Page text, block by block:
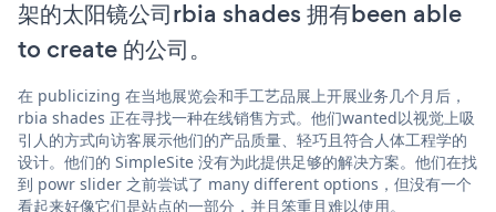
架的太阳镜公司rbia shades 拥有been able
to create 的公司。
在 publicizing 在当地展览会和手工艺品展上开展业务几个月后，
rbia shades 正在寻找一种在线销售方式。他们wanted以视觉上吸
引人的方式向访客展示他们的产品质量、轻巧且符合人体工程学的
设计。他们的 SimpleSite 没有为此提供足够的解决方案。他们在找
到 powr slider 之前尝试了 many different options，但没有一个
看起来好像它们是站点的一部分，并且笨重且难以使用。